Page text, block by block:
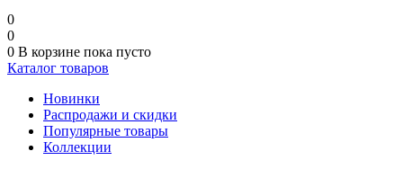
0
0
0 В корзине пока пусто
Каталог товаров
Новинки
Распродажи и скидки
Популярные товары
Коллекции